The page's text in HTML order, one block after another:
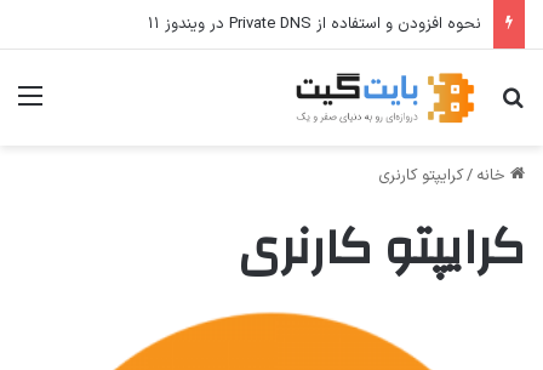
نحوه افزودن و استفاده از Private DNS در ویندوز ۱۱
جستجو برای
خانه /کرایپتو کارنری
کرایپتو کارنری